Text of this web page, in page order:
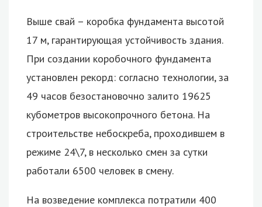
Выше свай – коробка фундамента высотой
17 м, гарантирующая устойчивость здания.
При создании коробочного фундамента
установлен рекорд: согласно технологии, за
49 часов безостановочно залито 19625
кубометров высокопрочного бетона. На
строительстве небоскреба, проходившем в
режиме 24\7, в несколько смен за сутки
работали 6500 человек в смену.
На возведение комплекса потратили 400